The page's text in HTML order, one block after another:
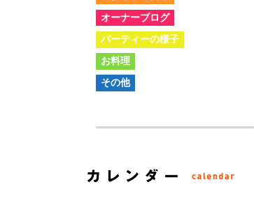
オーナーブログ
パーティーの様子
お料理
その他